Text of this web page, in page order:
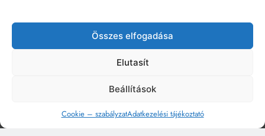
Összes elfogadása
Elutasít
Beállítások
Cookie – szabályzatAdatkezelési tájékoztató